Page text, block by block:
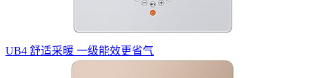
UB4 舒适采暖 一级能效更省气